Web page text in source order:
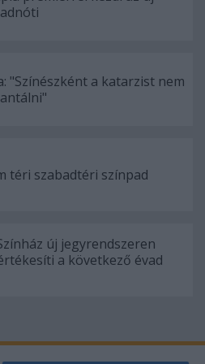
"Színészként a katarzist nem
téri szabadtéri színpad
új jegyrendszeren
a következő évad